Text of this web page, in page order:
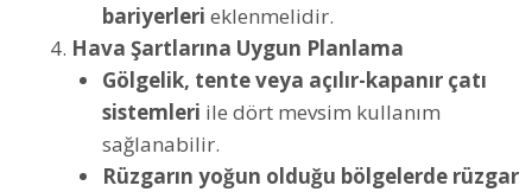
bariyerleri eklenmelidir.
Hava Şartlarına Uygun Planlama
Gölgelik, tente veya açılır-kapanır çatı
sistemleri ile dört mevsim kullanım
sağlanabilir.
Rüzgarın yoğun olduğu bölgelerde rüzgar